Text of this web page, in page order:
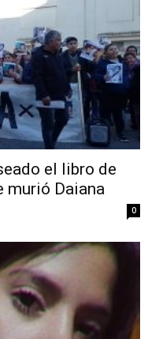
el libro de
murió Daiana
0